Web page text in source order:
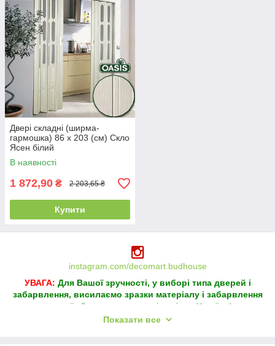
Двері складні (ширма-
гармошка) 86 x 203 (см) Скло
Ясен білий
В наявності
1 872,90 ₴ 2 203,65 ₴
Купити
instagram.com/decomart.budhouse
УВАГА: Для Вашої зручності, у виборі типа дверей і
забарвлення, висилаємо зразки матеріалу і забарвлення
дверей. Доставлення у всі регіони України!
Колір товару може відрізнятися від зображень на
Показати все